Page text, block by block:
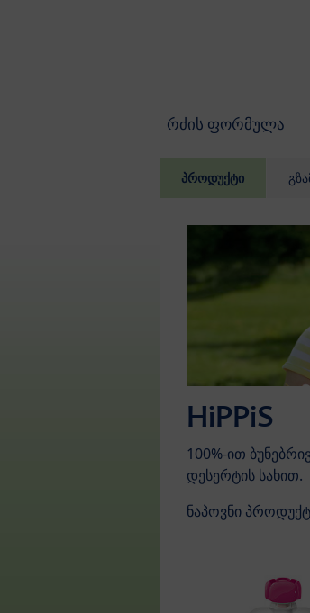
რძის ფორმულა
პროდუქტი
HiPPiS
100%-ით
დესერტის სახით.
ნაპოვნი